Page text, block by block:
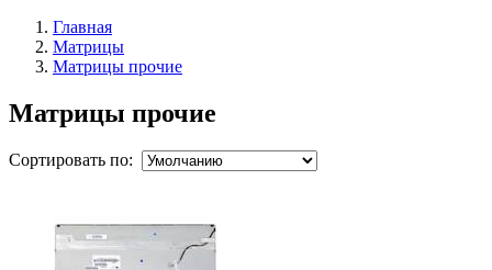
Главная
Матрицы
Матрицы прочие
Матрицы прочие
Сортировать по: